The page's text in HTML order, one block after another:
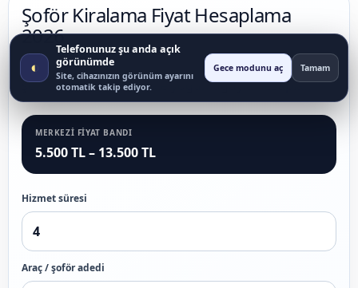
Şoför Kiralama Fiyat Hesaplama
2026
Toplam tutar; araç tipi, şoför, rota, bekleme süresi,
şehir dışı mesafe ve vale yoğunluğuyla hesaplanır.
MERKEZI FIYAT BANDI
5.500 TL – 13.500 TL
Hizmet süresi
Araç / şoför adedi
◐
Telefonunuz şu anda açık
görünümde
Site, cihazınızın görünüm ayarını
otomatik takip ediyor.
Gece modunu aç Tamam